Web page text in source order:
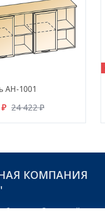
АН-1001
24 422 ₽
КОМПАНИЯ
г. Заречный,